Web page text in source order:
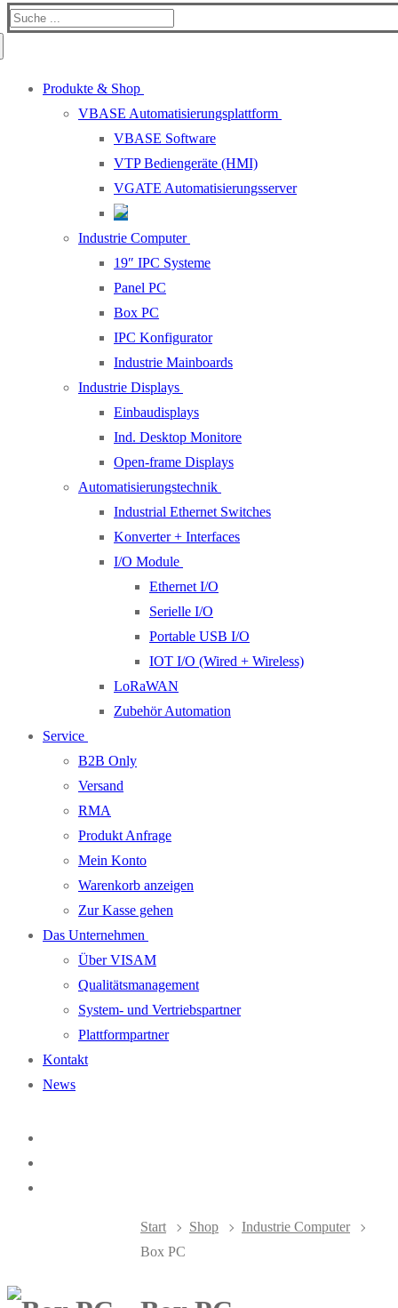
Produkte & Shop
VBASE Automatisierungsplattform
VBASE Software
VTP Bediengeräte (HMI)
VGATE Automatisierungsserver
Industrie Computer
19″ IPC Systeme
Panel PC
Box PC
IPC Konfigurator
Industrie Mainboards
Industrie Displays
Einbaudisplays
Ind. Desktop Monitore
Open-frame Displays
Automatisierungstechnik
Industrial Ethernet Switches
Konverter + Interfaces
I/O Module
Ethernet I/O
Serielle I/O
Portable USB I/O
IOT I/O (Wired + Wireless)
LoRaWAN
Zubehör Automation
Service
B2B Only
Versand
RMA
Produkt Anfrage
Mein Konto
Warenkorb anzeigen
Zur Kasse gehen
Das Unternehmen
Über VISAM
Qualitätsmanagement
System- und Vertriebspartner
Plattformpartner
Kontakt
News
Start Shop
Industrie Computer
Box PC